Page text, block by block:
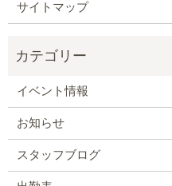
サイトマップ
イベント情報
お知らせ
スタッフブログ